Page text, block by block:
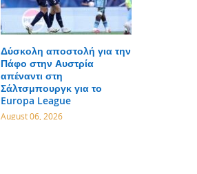
Δύσκολη αποστολή για την
Πάφο στην Αυστρία
απέναντι στη
Σάλτσμπουργκ για το
Europa League
August 06, 2026